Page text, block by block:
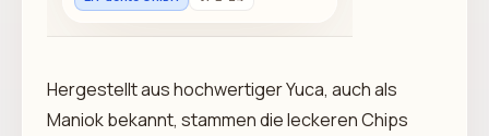
Hergestellt aus hochwertiger Yuca, auch als
Maniok bekannt, stammen die leckeren Chips